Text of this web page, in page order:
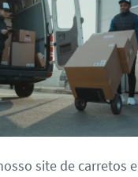
site de carretos e